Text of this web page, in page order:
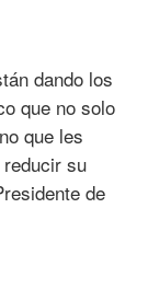
dando los
que no solo
que les
su
de